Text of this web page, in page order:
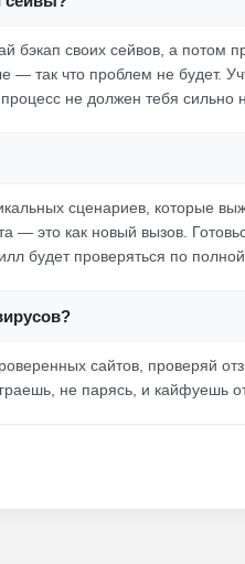
своих сейвов, а потом
— так что проблем не будет.
не должен тебя сильно
сценариев, которые
— это как новый вызов.
будет проверяться по
сайтов, проверяй
не парясь, и кайфуешь